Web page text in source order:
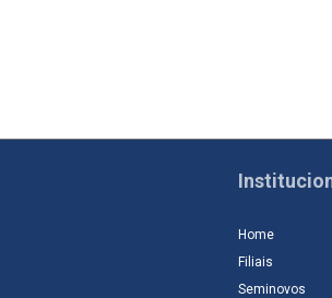
Home
Filiais
Seminovos